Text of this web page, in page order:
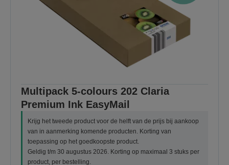
Multipack 5-colours 202 Claria
Premium Ink EasyMail
Krijg het tweede product voor de helft van de prijs bij aankoop
van in aanmerking komende producten. Korting van
toepassing op het goedkoopste product.
Geldig t/m 30 augustus 2026. Korting op maximaal 3 stuks per
product, per bestelling.